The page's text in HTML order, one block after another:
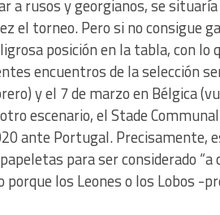
a rusos y georgianos, se
el torneo. Pero si no consigue
posición en la tabla, con
encuentros de la selección
y el 7 de marzo en Bélgica
escenario, el Stade
ante Portugal. Precisamente,
para ser considerado “a
porque los Leones o los Lobos -